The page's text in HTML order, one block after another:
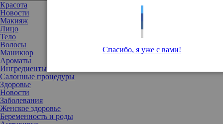
Красота
Новости
Макияж
Лицо
Тело
Волосы
Маникюр
Ароматы
Ингредиенты
Салонные процедуры
Здоровье
Новости
Заболевания
Женское здоровье
Беременность и роды
Спасибо, я уже с вами!